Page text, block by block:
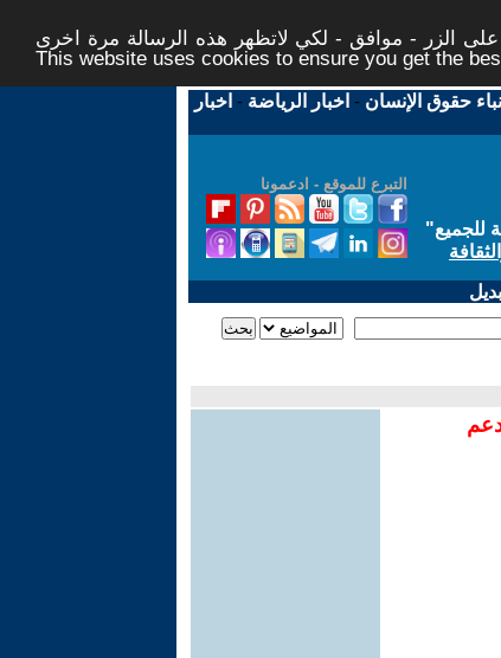
الزر - موافق - لكي لاتظهر هذه الرسالة مرة اخرى -
This website uses cookies to ensure you get the
حقوق الإنسان - اخبار الرياضة - اخبار
التبرع للموقع - ادعمونا
للجميع"